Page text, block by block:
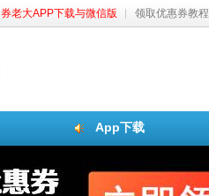
券老大APP下载与微信版 领取优惠券教程
App下载